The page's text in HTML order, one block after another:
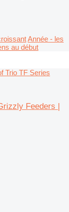
Année - les
au début
Feeders |